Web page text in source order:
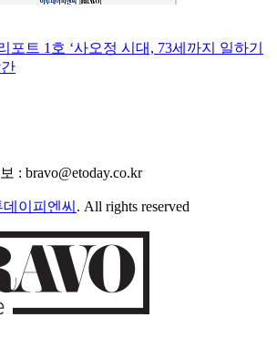
포트 1호 ‘사오정 시대, 73세까지 일하기
: bravo@etoday.co.kr
데이피엔씨 . All rights reserved